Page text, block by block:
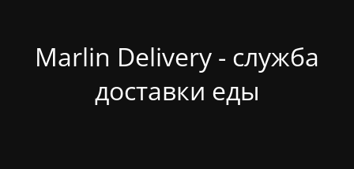
Marlin Delivery - служба
доставки еды